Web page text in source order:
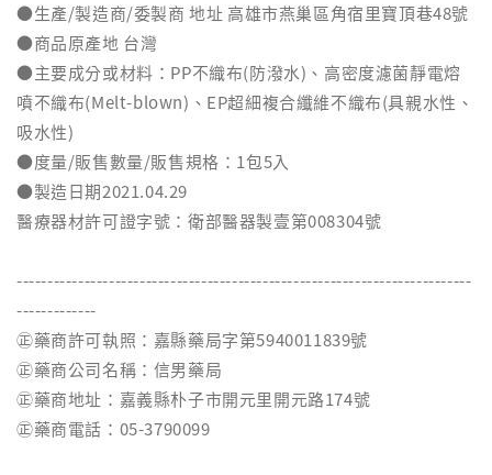
●生產/製造商/委製商 地址 高雄市燕巢區角宿里寶頂巷48號
●商品原產地 台灣
●主要成分或材料：PP不織布(防潑水)、高密度濾菌靜電熔
噴不織布(Melt-blown)、EP超細複合纖維不織布(具親水性、
吸水性)
●度量/販售數量/販售規格：1包5入
●製造日期2021.04.29
醫療器材許可證字號：衛部醫器製壹第008304號
--------------------------------------------------------------------------
-------------
㊣藥商許可執照：嘉縣藥局字第5940011839號
㊣藥商公司名稱：信男藥局
㊣藥商地址：嘉義縣朴子市開元里開元路174號
㊣藥商電話：05-3790099